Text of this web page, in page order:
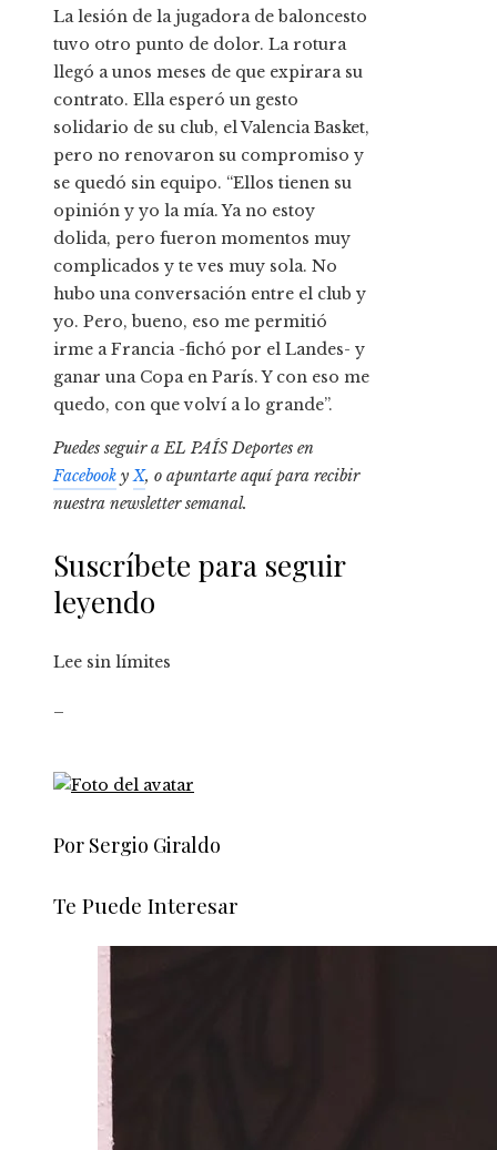
La lesión de la jugadora de baloncesto
tuvo otro punto de dolor. La rotura
llegó a unos meses de que expirara su
contrato. Ella esperó un gesto
solidario de su club, el Valencia Basket,
pero no renovaron su compromiso y
se quedó sin equipo. “Ellos tienen su
opinión y yo la mía. Ya no estoy
dolida, pero fueron momentos muy
complicados y te ves muy sola. No
hubo una conversación entre el club y
yo. Pero, bueno, eso me permitió
irme a Francia -fichó por el Landes- y
ganar una Copa en París. Y con eso me
quedo, con que volví a lo grande”.
Puedes seguir a EL PAÍS Deportes en
Facebook yX, o apuntarte aquí para recibir
nuestra newsletter semanal.
Suscríbete para seguir
leyendo
Lee sin límites
Por Sergio Giraldo
Te Puede Interesar